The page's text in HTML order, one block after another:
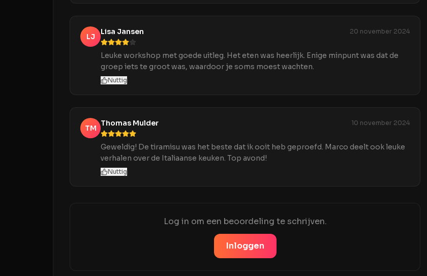
LJ
Lisa Jansen 20 november 2024
Leuke workshop met goede uitleg. Het eten was heerlijk. Enige minpunt was dat de
groep iets te groot was, waardoor je soms moest wachten.
Nuttig
TM
Thomas Mulder 10 november 2024
Geweldig! De tiramisu was het beste dat ik ooit heb geproefd. Marco deelt ook leuke
verhalen over de Italiaanse keuken. Top avond!
Nuttig
Log in om een beoordeling te schrijven.
Inloggen